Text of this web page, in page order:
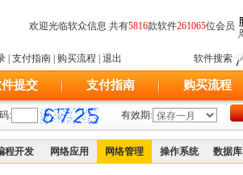
欢迎光临软众信息 共有5816款软件261065位会员
支付指南 购买流程 退出 软件搜索
提交 支付指南 购买流程
: 有效期:
程开发 网络应用 网络管理 操作系统 数据库